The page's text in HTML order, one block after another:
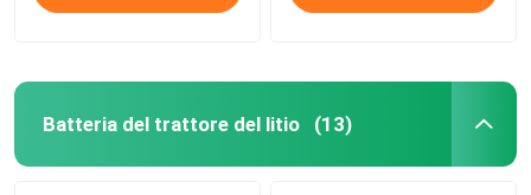
Batteria del trattore del litio (13)